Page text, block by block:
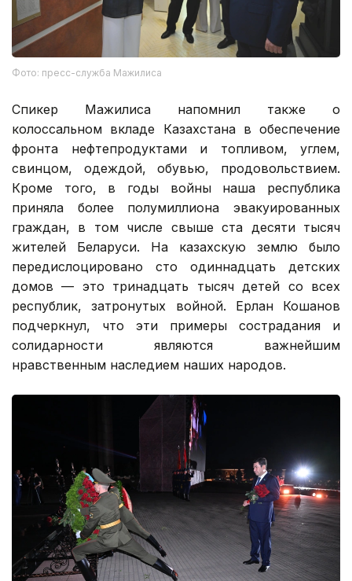
Фото: пресс-служба Мажилиса
Спикер Мажилиса напомнил также о
колоссальном вкладе Казахстана в обеспечение
фронта нефтепродуктами и топливом, углем,
свинцом, одеждой, обувью, продовольствием.
Кроме того, в годы войны наша республика
приняла более полумиллиона эвакуированных
граждан, в том числе свыше ста десяти тысяч
жителей Беларуси. На казахскую землю было
передислоцировано сто одиннадцать детских
домов — это тринадцать тысяч детей со всех
республик, затронутых войной. Ерлан Кошанов
подчеркнул, что эти примеры сострадания и
солидарности являются важнейшим
нравственным наследием наших народов.